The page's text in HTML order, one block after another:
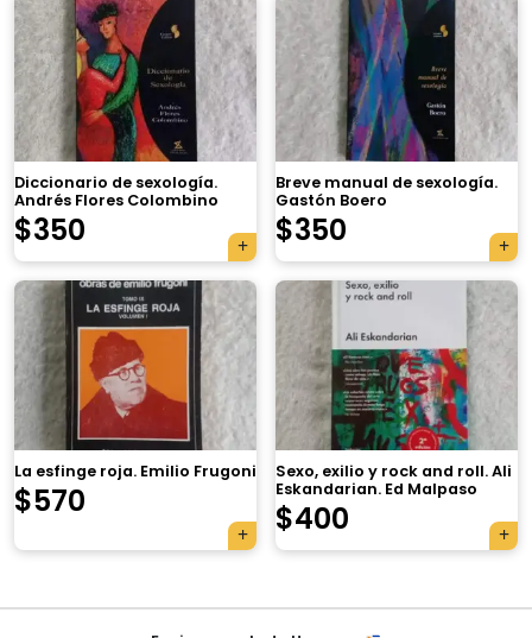
Diccionario de sexología.
Andrés Flores Colombino
$350
Breve manual de sexología.
Gastón Boero
$350
La esfinge roja. Emilio Frugoni
$570
Sexo, exilio y rock and roll. Ali
Eskandarian. Ed Malpaso
$400
Navegación
×
Tu carrito está vacío.
Agregá un producto y aparecerá acá
automáticamente.